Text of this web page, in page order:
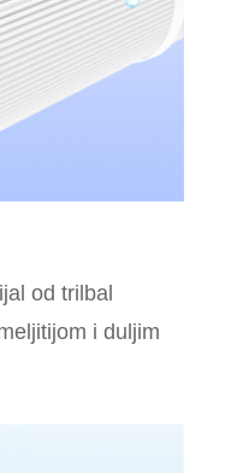
od trilbal
i duljim